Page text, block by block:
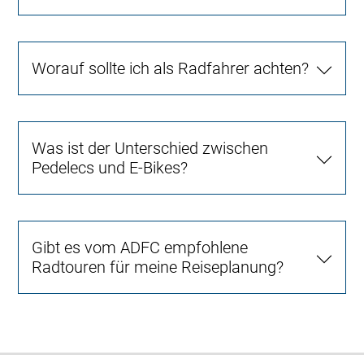
Worauf sollte ich als Radfahrer achten?
Was ist der Unterschied zwischen
Pedelecs und E-Bikes?
Gibt es vom ADFC empfohlene
Radtouren für meine Reiseplanung?